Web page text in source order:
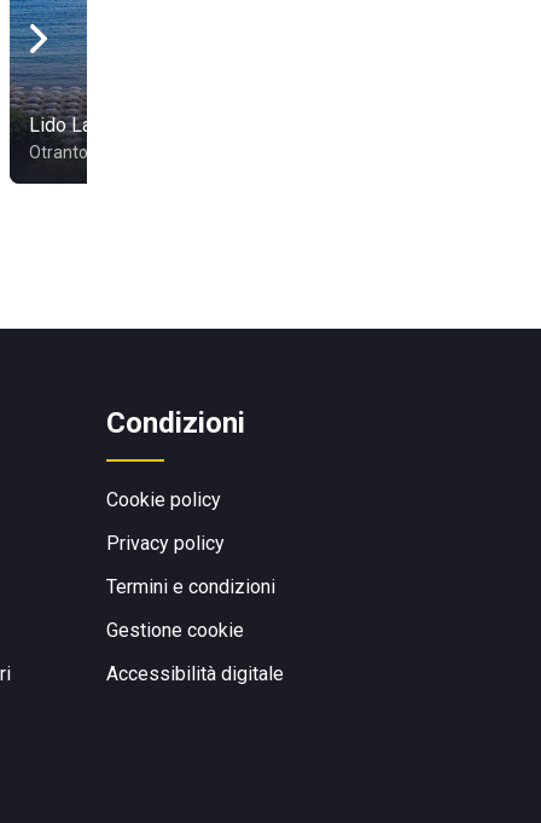
Lido La Castellana
Otranto
Condizioni
Cookie policy
Privacy policy
Termini e condizioni
Gestione cookie
Accessibilità digitale